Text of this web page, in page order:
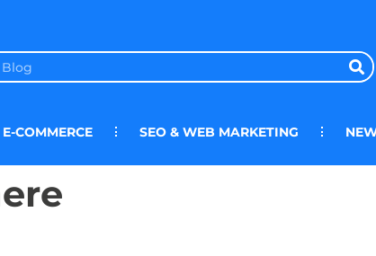
E-COMMERCE SEO & WEB MARKETING